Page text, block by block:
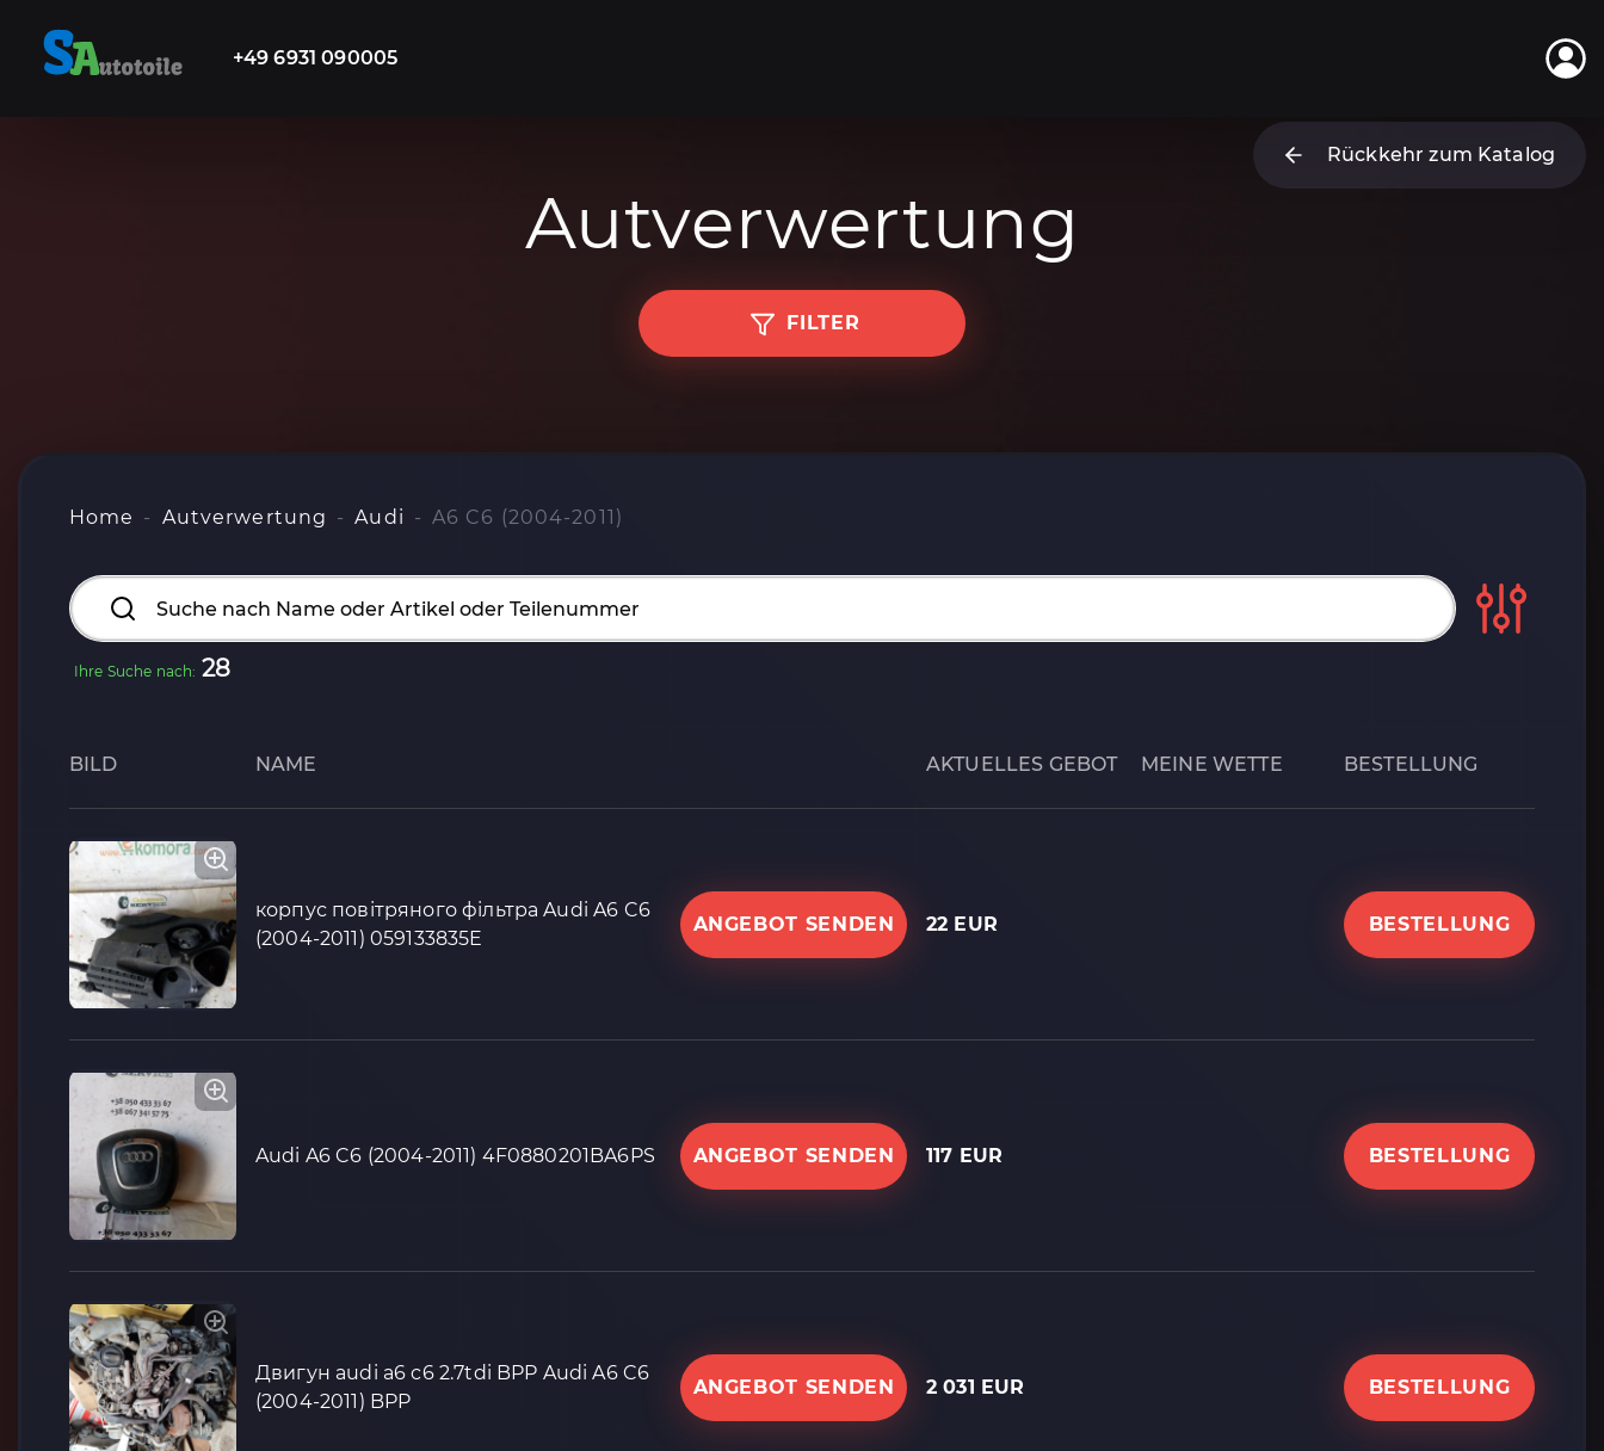
+49 6931 090005
Rückkehr zum Katalog
Autverwertung
FILTER
Home Autverwertung Audi A6 C6 (2004-2011)
Ihre Suche nach: 28
BILD NAME AKTUELLES GEBOT MEINE WETTE BESTELLUNG
корпус повітряного фільтра Audi A6 C6
(2004-2011) 059133835E
ANGEBOT SENDEN 22 EUR BESTELLUNG
Audi A6 C6 (2004-2011) 4F0880201BA6PS ANGEBOT SENDEN 117 EUR BESTELLUNG
Двигун audi a6 c6 2.7tdi BPP Audi A6 C6
(2004-2011) BPP
ANGEBOT SENDEN 2 031 EUR BESTELLUNG